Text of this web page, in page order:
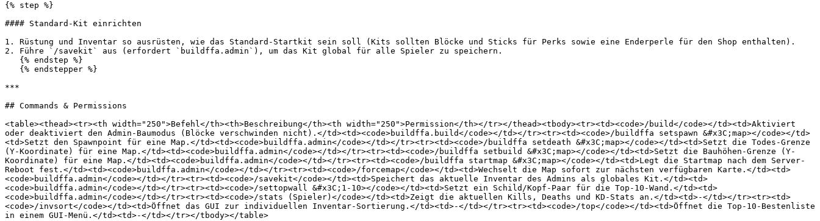
{% step %}
#### Standard-Kit einrichten
1. Rüstung und Inventar so ausrüsten, wie das Standard-Startkit sein soll (Kits sollten Blöcke und Sticks für Perks sowie eine Enderperle für den Shop enthalten).
2. Führe `/savekit` aus (erfordert `buildffa.admin`), um das Kit global für alle Spieler zu speichern.
***
## Commands & Permissions
<table><thead><tr><th width="250">Befehl</th><th>Beschreibung</th><th width="250">Permission</th></tr></thead><tbody><tr><td><code>/build</code></td><td>Aktiviert
oder deaktiviert den Admin-Baumodus (Blöcke verschwinden nicht).</td><td><code>buildffa.build</code></td></tr><tr><td><code>/buildffa setspawn &#x3C;map></code></td>
<td>Setzt den Spawnpoint für eine Map.</td><td><code>buildffa.admin</code></td></tr><tr><td><code>/buildffa setdeath &#x3C;map></code></td><td>Setzt die Todes-Grenze
(Y-Koordinate) für eine Map.</td><td><code>buildffa.admin</code></td></tr><tr><td><code>/buildffa setbuild &#x3C;map></code></td><td>Setzt die Bauhöhen-Grenze (Y-
Koordinate) für eine Map.</td><td><code>buildffa.admin</code></td></tr><tr><td><code>/buildffa startmap &#x3C;map></code></td><td>Legt die Startmap nach dem Server-
Reboot fest.</td><td><code>buildffa.admin</code></td></tr><tr><td><code>/forcemap</code></td><td>Wechselt die Map sofort zur nächsten verfügbaren Karte.</td><td>
<code>buildffa.admin</code></td></tr><tr><td><code>/savekit</code></td><td>Speichert das aktuelle Inventar des Admins als globales Kit.</td><td>
<code>buildffa.admin</code></td></tr><tr><td><code>/settopwall &#x3C;1-10></code></td><td>Setzt ein Schild/Kopf-Paar für die Top-10-Wand.</td><td>
<code>buildffa.admin</code></td></tr><tr><td><code>/stats (Spieler)</code></td><td>Zeigt die aktuellen Kills, Deaths und KD-Stats an.</td><td>-</td></tr><tr><td>
<code>/invsort</code></td><td>Öffnet das GUI zur individuellen Inventar-Sortierung.</td><td>-</td></tr><tr><td><code>/top</code></td><td>Öffnet die Top-10-Bestenliste
in einem GUI-Menü.</td><td>-</td></tr></tbody></table>